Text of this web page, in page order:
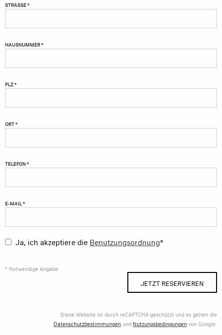
STRASSE *
HAUSNUMMER *
PLZ *
ORT *
TELEFON *
E-MAIL *
Ja, ich akzeptiere die Benutzungsordnung*
* Notwendige Angabe
JETZT RESERVIEREN
Diese Website ist durch reCAPTCHA geschützt und es gelten die
Datenschutzbestimmungen und Nutzungsbedingungenvon Google.